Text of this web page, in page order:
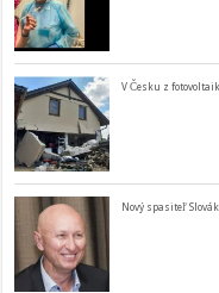
V Česku z
Nový spasiteľ